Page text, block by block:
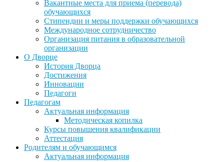
Вакантные места для приема (перевода)
обучающихся
Стипендии и меры поддержки обучающихся
Международное сотрудничество
Организация питания в образовательной
организации
О Дворце
История Дворца
Достижения
Инновации
Педагоги
Педагогам
Актуальная информация
Методическая копилка
Курсы повышения квалификации
Аттестация
Родителям и обучающимся
Актуальная информация